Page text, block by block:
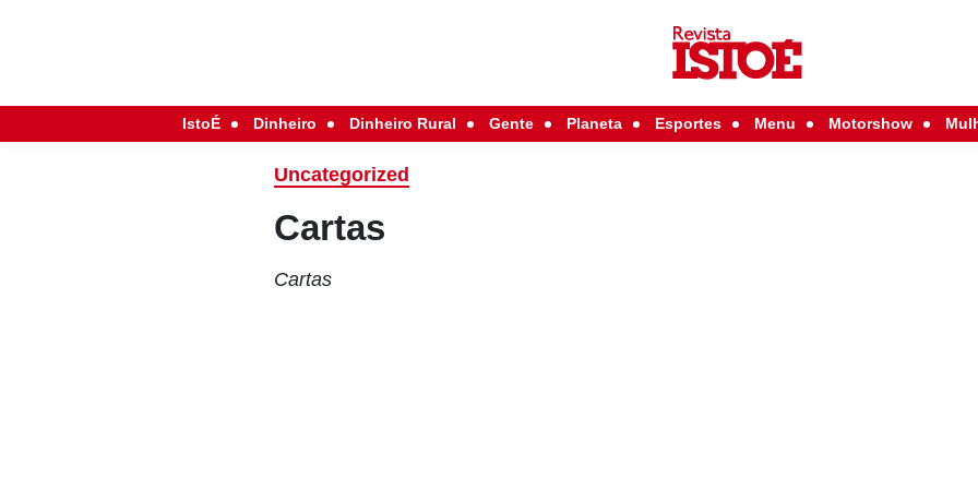
IstoÉ Dinheiro Dinheiro Rural Gente Planeta Esportes Menu Motorshow
Uncategorized
Cartas
Cartas